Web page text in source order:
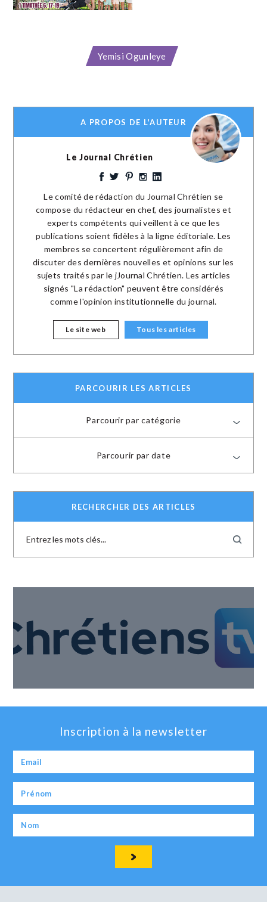
Yemisi Ogunleye
A PROPOS DE L'AUTEUR
Le Journal Chrétien
Le comité de rédaction du Journal Chrétien se
compose du rédacteur en chef, des journalistes et
experts compétents qui veillent à ce que les
publications soient fidèles à la ligne éditoriale. Les
membres se concertent régulièrement afin de
discuter des dernières nouvelles et opinions sur les
sujets traités par le jJournal Chrétien. Les articles
signés "La rédaction" peuvent être considérés
comme l'opinion institutionnelle du journal.
Le site web Tous les articles
PARCOURIR LES ARTICLES
Parcourir par catégorie
Parcourir par date
RECHERCHER DES ARTICLES
Inscription à la newsletter